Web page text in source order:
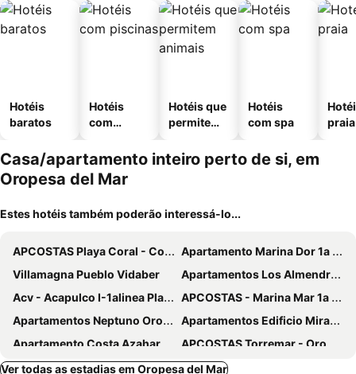
Hotéis
baratos
Hotéis
com
Hotéis que
permitem
Hotéis
com spa
praia
Casa/apartamento inteiro perto de si, em
Oropesa del Mar
Estes hotéis também poderão interessá-lo...
APCOSTAS Playa Coral - Costa Marfil
Apartamento Marina Dor 1a Linea
Villamagna Pueblo Vidaber
Apartamentos Los Almendros 3000
Acv - Acapulco I-1alinea Planta 3 Norte
APCOSTAS - Marina Mar 1a Línea
Apartamentos Neptuno Oropesa 3000
Apartamentos Edificio Mirasierra
Apartamento Costa Azahar Ii Ref 012
APCOSTAS Torremar - Oropesa
Holiday World Magic El Cano
Holiday Deluxe Magic World Playa Coral I
Ver todas as estadias em Oropesa del Mar